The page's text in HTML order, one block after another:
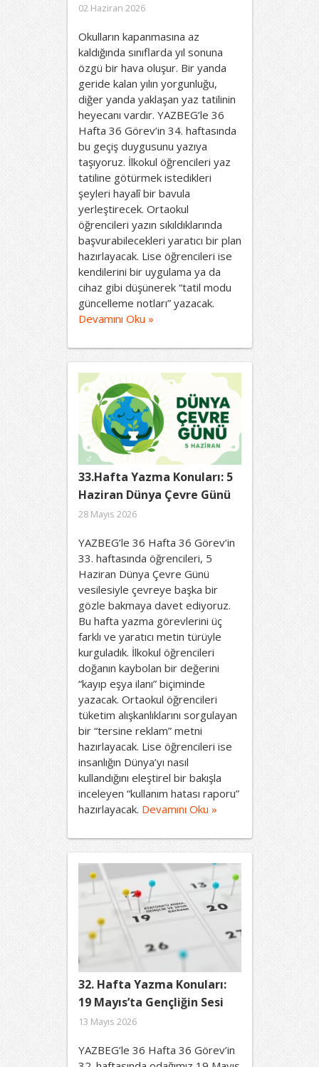
02 Haziran 2026
Okulların kapanmasına az
kaldığında sınıflarda yıl sonuna
özgü bir hava oluşur. Bir yanda
geride kalan yılın yorgunluğu,
diğer yanda yaklaşan yaz tatilinin
heyecanı vardır. YAZBEG’le 36
Hafta 36 Görev’in 34. haftasında
bu geçiş duygusunu yazıya
taşıyoruz. İlkokul öğrencileri yaz
tatiline götürmek istedikleri
şeyleri hayalî bir bavula
yerleştirecek. Ortaokul
öğrencileri yazın sıkıldıklarında
başvurabilecekleri yaratıcı bir plan
hazırlayacak. Lise öğrencileri ise
kendilerini bir uygulama ya da
cihaz gibi düşünerek “tatil modu
güncelleme notları” yazacak.
Devamını Oku »
33.Hafta Yazma Konuları: 5
Haziran Dünya Çevre Günü
28 Mayıs 2026
YAZBEG’le 36 Hafta 36 Görev’in
33. haftasında öğrencileri, 5
Haziran Dünya Çevre Günü
vesilesiyle çevreye başka bir
gözle bakmaya davet ediyoruz.
Bu hafta yazma görevlerini üç
farklı ve yaratıcı metin türüyle
kurguladık. İlkokul öğrencileri
doğanın kaybolan bir değerini
“kayıp eşya ilanı” biçiminde
yazacak. Ortaokul öğrencileri
tüketim alışkanlıklarını sorgulayan
bir “tersine reklam” metni
hazırlayacak. Lise öğrencileri ise
insanlığın Dünya’yı nasıl
kullandığını eleştirel bir bakışla
inceleyen “kullanım hatası raporu”
hazırlayacak. Devamını Oku »
32. Hafta Yazma Konuları:
19 Mayıs’ta Gençliğin Sesi
13 Mayıs 2026
YAZBEG’le 36 Hafta 36 Görev’in